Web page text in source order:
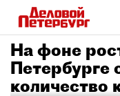
На фоне
Петербурге
количество